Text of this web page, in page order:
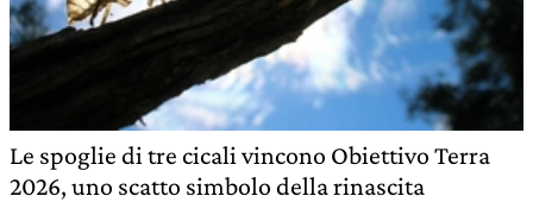
Le spoglie di tre cicali vincono Obiettivo Terra
2026, uno scatto simbolo della rinascita